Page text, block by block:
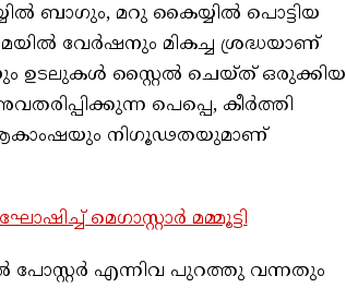
ബാഗും, മറു കൈയ്യിൽ പൊട്ടിയ
വേർഷനും മികച്ച ശ്രദ്ധയാണ്
ഉടലുകൾ സ്റ്റൈൽ ചെയ്ത് ഒരുക്കിയ
പെപ്പെ, കീർത്തി
ആകാംഷയും നിഗൂഢതയുമാണ്
മെഗാസ്റ്റാർ മമ്മൂട്ടി
പോസ്റ്റർ എന്നിവ പുറത്തു വന്നതും